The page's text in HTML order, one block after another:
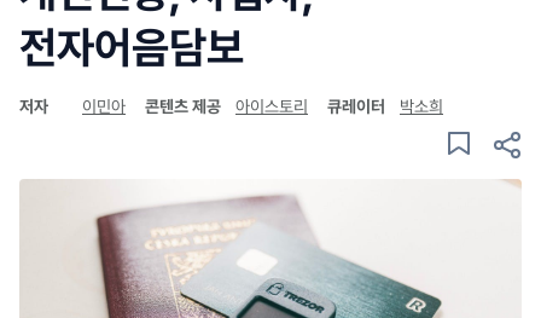
전자어음담보
저자 이민아 콘텐츠 제공 아이스토리 큐레이터 박소희